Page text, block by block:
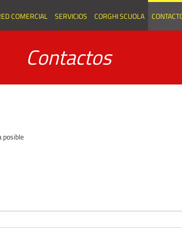
COMERCIAL SERVICIOS CORGHI SCUOLA
Contactos
posible